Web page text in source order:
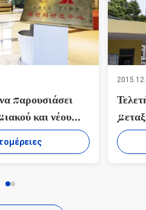
παρουσιάσει
και νέου
της Co.
WUXI